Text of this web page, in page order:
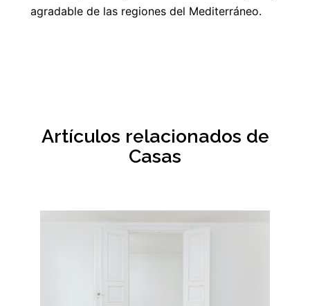
agradable de las regiones del Mediterráneo.
Artículos relacionados de
Casas